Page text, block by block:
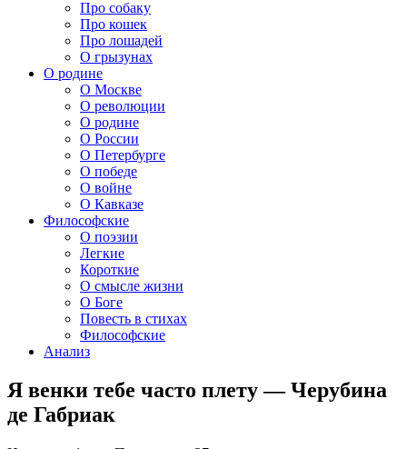
Про собаку
Про кошек
Про лошадей
О грызунах
О родине
О Москве
О революции
О родине
О России
О Петербурге
О победе
О войне
О Кавказе
Философские
О поэзии
Легкие
Короткие
О смысле жизни
О Боге
Повесть в стихах
Философские
Анализ
Я венки тебе часто плету — Черубина
де Габриак